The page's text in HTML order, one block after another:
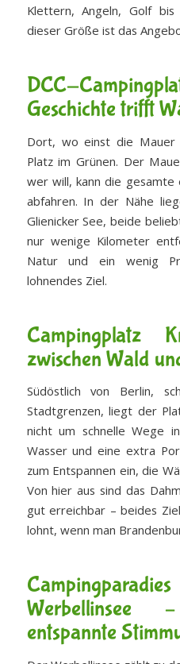
Klettern, Angeln, Golf
dieser Größe ist das
DCC-
Geschichte trifft
Dort, wo einst die
Platz im Grünen. Der
wer will, kann die gesamte
abfahren. In der Nähe
Glienicker See, beide
nur wenige Kilometer
Natur und ein wenig
lohnendes Ziel.
Campingplatz
zwischen Wald
Südöstlich von Berlin,
Stadtgrenzen, liegt der
nicht um schnelle Wege
Wasser und eine extra
zum Entspannen ein, die
Von hier aus sind das
gut erreichbar – beides
lohnt, wenn man
Werbellinsee
entspannte